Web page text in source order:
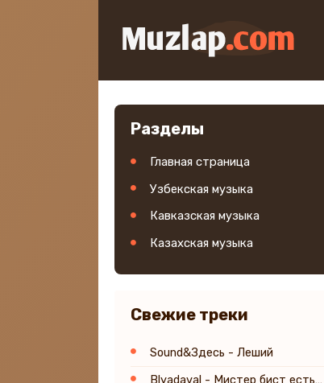
Разделы
Главная страница
Узбекская музыка
Кавказская музыка
Казахская музыка
Свежие треки
Sound&Здесь - Леший
Blyadaval - Мистер бист есть рис